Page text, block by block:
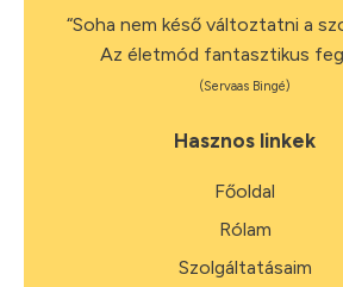
“Soha nem késő változtatni a
Az életmód fantasztikus
(Servaas Bingé)
Hasznos linkek
Főoldal
Rólam
Szolgáltatásaim